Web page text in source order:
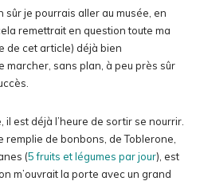
je pourrais aller au musée, en
remettrait en question toute ma
de cet article) déjà bien
marcher, sans plan, à peu près sûr
il est déjà l’heure de sortir se nourrir.
de bonbons, de Toblerone,
(5 fruits et légumes par jour), est
m’ouvrait la porte avec un grand